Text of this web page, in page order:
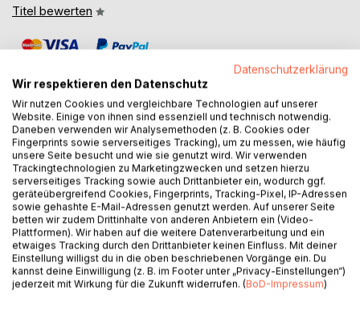
Titel bewerten
BESCHREIBUNG
Was, wenn du aus einem Albtraum erwachst, in dem du mit
deinen eigenen Händen einen Menschen getötet hast, und
dies erst der Anfang allen Übels ist?
Eigentlich sollte Rayas eintöniges Leben durch das
Vorstellungsgespräch für ihren Traumjob eine positive
Wendung nehmen. Stattdessen wird sie mit einem Video
Datenschutzerklärung
Wir respektieren den Datenschutz
Wir nutzen Cookies und vergleichbare Technologien auf unserer
Website. Einige von ihnen sind essenziell und technisch notwendig.
Daneben verwenden wir Analysemethoden (z. B. Cookies oder
Fingerprints sowie serverseitiges Tracking), um zu messen, wie häufig
unsere Seite besucht und wie sie genutzt wird. Wir verwenden
Trackingtechnologien zu Marketingzwecken und setzen hierzu
serverseitiges Tracking sowie auch Drittanbieter ein, wodurch ggf.
geräteübergreifend Cookies, Fingerprints, Tracking-Pixel, IP-Adressen
sowie gehashte E-Mail-Adressen genutzt werden. Auf unserer Seite
betten wir zudem Drittinhalte von anderen Anbietern ein (Video-
Plattformen). Wir haben auf die weitere Datenverarbeitung und ein
etwaiges Tracking durch den Drittanbieter keinen Einfluss. Mit deiner
Einstellung willigst du in die oben beschriebenen Vorgänge ein. Du
kannst deine Einwilligung (z. B. im Footer unter „Privacy-Einstellungen“)
jederzeit mit Wirkung für die Zukunft widerrufen. (BoD-Impressum)